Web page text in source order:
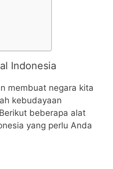
Indonesia
membuat negara kita
kebudayaan
beberapa alat
yang perlu Anda